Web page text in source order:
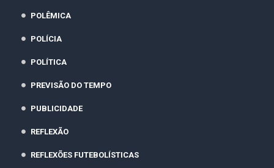
POLÊMICA
POLÍCIA
POLÍTICA
PREVISÃO DO TEMPO
PUBLICIDADE
REFLEXÃO
REFLEXÕES FUTEBOLÍSTICAS